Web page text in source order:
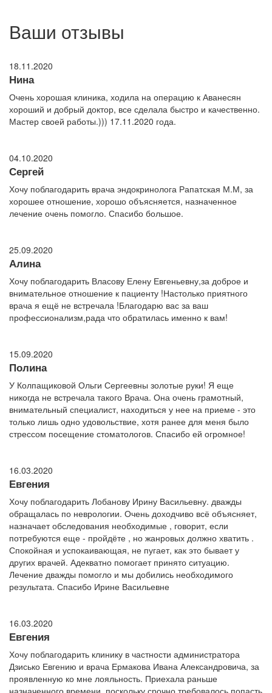
Ваши отзывы
18.11.2020
Нина
Очень хорошая клиника, ходила на операцию к Аванесян
хороший и добрый доктор, все сделала быстро и качественно.
Мастер своей работы.))) 17.11.2020 года.
04.10.2020
Сергей
Хочу поблагодарить врача эндокринолога Рапатская М.М, за
хорошее отношение, хорошо объясняется, назначенное
лечение очень помогло. Спасибо большое.
25.09.2020
Алина
Хочу поблагодарить Власову Елену Евгеньевну,за доброе и
внимательное отношение к пациенту !Настолько приятного
врача я ещё не встречала !Благодарю вас за ваш
профессионализм,рада что обратилась именно к вам!
15.09.2020
Полина
У Колпащиковой Ольги Сергеевны золотые руки! Я еще
никогда не встречала такого Врача. Она очень грамотный,
внимательный специалист, находиться у нее на приеме - это
только лишь одно удовольствие, хотя ранее для меня было
стрессом посещение стоматологов. Спасибо ей огромное!
16.03.2020
Евгения
Хочу поблагодарить Лобанову Ирину Васильевну. дважды
обращалась по неврологии. Очень доходчиво всё объясняет,
назначает обследования необходимые , говорит, если
потребуются еще - пройдёте , но жанровых должно хватить .
Спокойная и успокаивающая, не пугает, как это бывает у
других врачей. Адекватно помогает принято ситуацию.
Лечение дважды помогло и мы добились необходимого
результата. Спасибо Ирине Васильевне
16.03.2020
Евгения
Хочу поблагодарить клинику в частности администратора
Дзисько Евгению и врача Ермакова Ивана Александровича, за
проявленную ко мне лояльность. Приехала раньше